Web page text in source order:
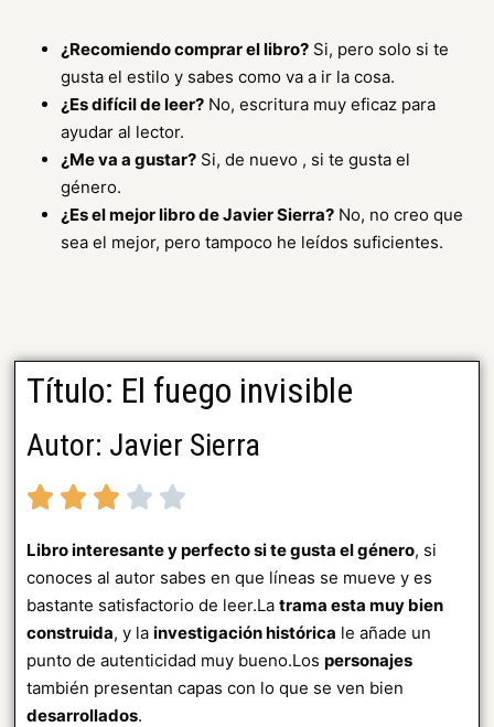
¿Recomiendo comprar el libro?Si, pero solo si te
gusta el estilo y sabes como va a ir la cosa.
¿Es difícil de leer?No, escritura muy eficaz para
ayudar al lector.
¿Me va a gustar?Si, de nuevo , si te gusta el
género.
¿Es el mejor libro de Javier Sierra?No, no creo que
sea el mejor, pero tampoco he leídos suficientes.
Título: El fuego invisible
Autor: Javier Sierra
Libro interesante y perfecto si te gusta el género, si
conoces al autor sabes en que líneas se mueve y es
bastante satisfactorio de leer.La trama esta muy bien
construida, y la investigación histórica le añade un
punto de autenticidad muy bueno.Los personajes
también presentan capas con lo que se ven bien
desarrollados.